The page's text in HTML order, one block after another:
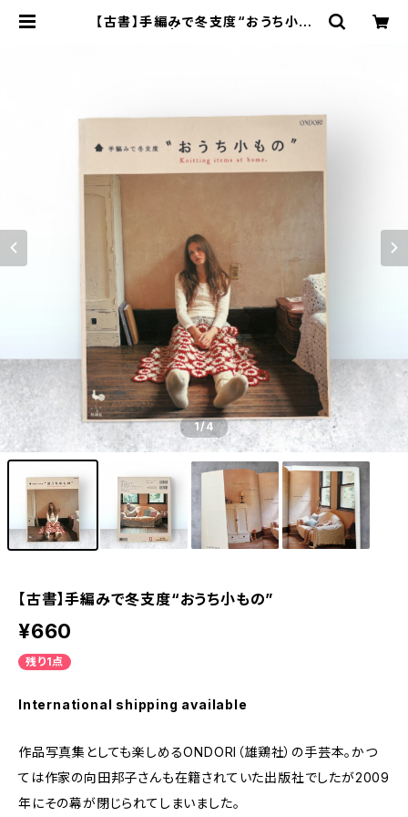
【古書】手編みで冬支度“おうち小も
1/4
【古書】手編みで冬支度“おうち小もの”
¥660
残り1点
International shipping available
作品写真集としても楽しめるONDORI（雄鶏社）の手芸本。かつ
ては作家の向田邦子さんも在籍されていた出版社でしたが2009
年にその幕が閉じられてしまいました。